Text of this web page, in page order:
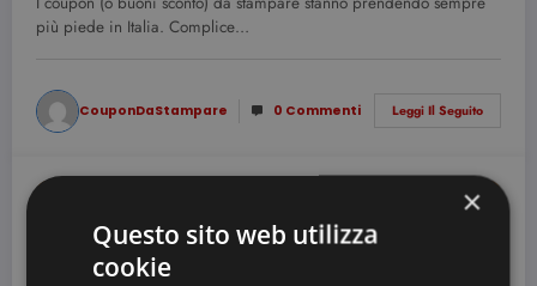
più piede in Italia. Complice…
CouponDaStampare 0 Commenti Leggi Il Seguito
×
Questo sito web utilizza
cookie